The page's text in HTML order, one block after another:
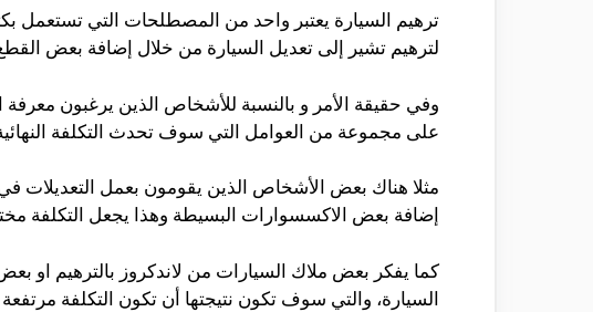
ترهيم السيارة يعتبر واحد من المصطلحات التي تستعمل
لترهيم تشير إلى تعديل السيارة من خلال إضافة بعض
وفي حقيقة الأمر و بالنسبة للأشخاص الذين يرغبون معرفة
على مجموعة من العوامل التي سوف تحدث التكلفة
مثلا هناك بعض الأشخاص الذين يقومون بعمل التعديلات
إضافة بعض الاكسسوارات البسيطة وهذا يجعل التكلفة
كما يفكر بعض ملاك السيارات من لاندكروز بالترهيم او
السيارة، والتي سوف تكون نتيجتها أن تكون التكلفة